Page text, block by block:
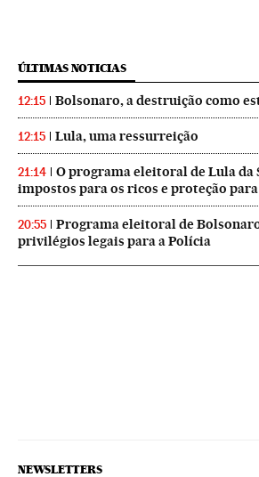
ÚLTIMAS NOTICIAS
12:15 Bolsonaro, a destruição como
12:15 Lula, uma ressurreição
21:14
O programa eleitoral de Lula da
impostos para os ricos e proteção
20:55
Programa eleitoral de
privilégios legais para a Polícia
NEWSLETTERS